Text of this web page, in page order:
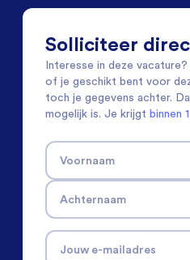
Solliciteer
Interesse in deze
of je geschikt bent voor
toch je gegevens achter.
mogelijk is. Je krijgt binnen
Voornaam
Achternaam
Jouw e-mailadres